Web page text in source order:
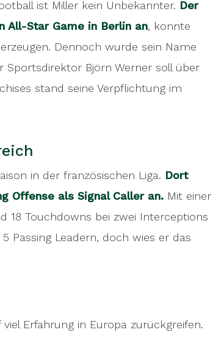
attention as an AFL passing yards
his season in the French league last
caller. With a completion
with two interceptions, he was
season, but he did have the second
recovery.
ist Miller kein Unbekannter. Der
All-Star Game in Berlin an, konnte
Dennoch wurde sein Name
Sportsdirektor Björn Werner soll über
stand seine Verpflichtung im
in der französischen Liga. Dort
Offense als Signal Caller an. Mit einer
18 Touchdowns bei zwei Interceptions
Passing Leadern, doch wies er das
Erfahrung in Europa zurückgreifen.